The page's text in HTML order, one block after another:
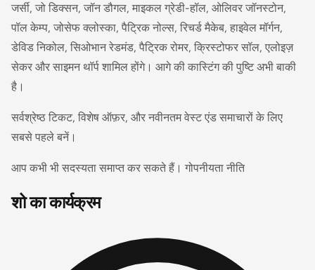
जर्सी, जो डिक्सन, जॉन डौगल, माइकल ग्रेडी-हॉल, ओलिवर जॉनस्टोन,
पॉल केम्प, जोसेफ क्लोस्का, पैट्रिक नोल्स, रिचर्ड मैकेब, हाइवेल मॉर्गन,
डेविड निकोल, सिओभान रेडमंड, पैट्रिक रोमर, क्रिस्टोफर सॉल, एलोइज़
सेकर और साइमन थॉर्प शामिल होंगे। आगे की कास्टिंग की पुष्टि अभी बाकी
है।
सर्वश्रेष्ठ टिकट, विशेष ऑफ़र, और नवीनतम वेस्ट एंड समाचारों के लिए
सबसे पहले बनें।
आप कभी भी सदस्यता समाप्त कर सकते हैं। गोपनीयता नीति
शो का कार्यक्रम